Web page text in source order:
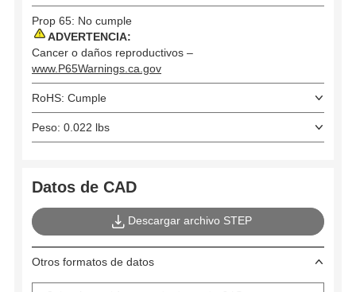
Prop 65: No cumple
ADVERTENCIA:
Cancer o daños reproductivos –
www.P65Warnings.ca.gov
RoHS: Cumple
Peso: 0.022 lbs
Datos de CAD
Descargar archivo STEP
Otros formatos de datos